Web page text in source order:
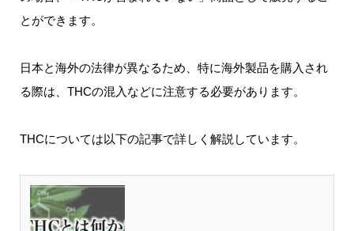
とができます。
日本と海外の法律が異なるため、特に海外製品を購入され
る際は、THCの混入などに注意する必要があります。
THCについては以下の記事で詳しく解説しています。